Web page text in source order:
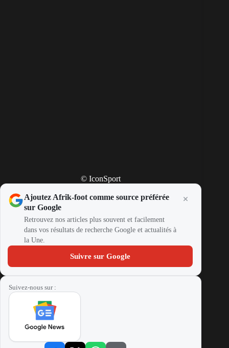
© IconSport
Ajoutez Afrik-foot comme source préférée
sur Google
Retrouvez nos articles plus souvent et facilement
dans vos résultats de recherche Google et actualités à
la Une.
Suivre sur Google
Suivez-nous sur :